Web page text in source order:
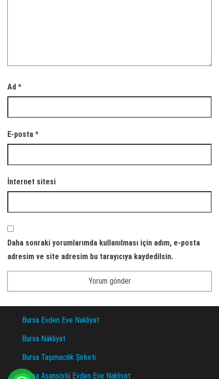
Ad *
E-posta *
İnternet sitesi
Daha sonraki yorumlarımda kullanılması için adım, e-posta
adresim ve site adresim bu tarayıcıya kaydedilsin.
Bursa Evden Eve Nakliyat
Bursa Nakliyat
Bursa Taşımacılık Şirketi
Bursa Asansörlü Evden Eve Nakliyat